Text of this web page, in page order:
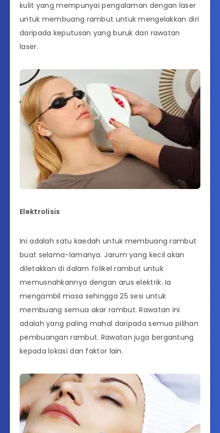
kulit yang mempunyai pengalaman dengan laser
untuk membuang rambut untuk mengelakkan diri
daripada keputusan yang buruk dari rawatan
laser.
Elektrolisis
Ini adalah satu kaedah untuk membuang rambut
buat selama-lamanya. Jarum yang kecil akan
diletakkan di dalam folikel rambut untuk
memusnahkannya dengan arus elektrik. Ia
mengambil masa sehingga 25 sesi untuk
membuang semua akar rambut. Rawatan ini
adalah yang paling mahal daripada semua pilihan
pembuangan rambut. Rawatan juga bergantung
kepada lokasi dan faktor lain.